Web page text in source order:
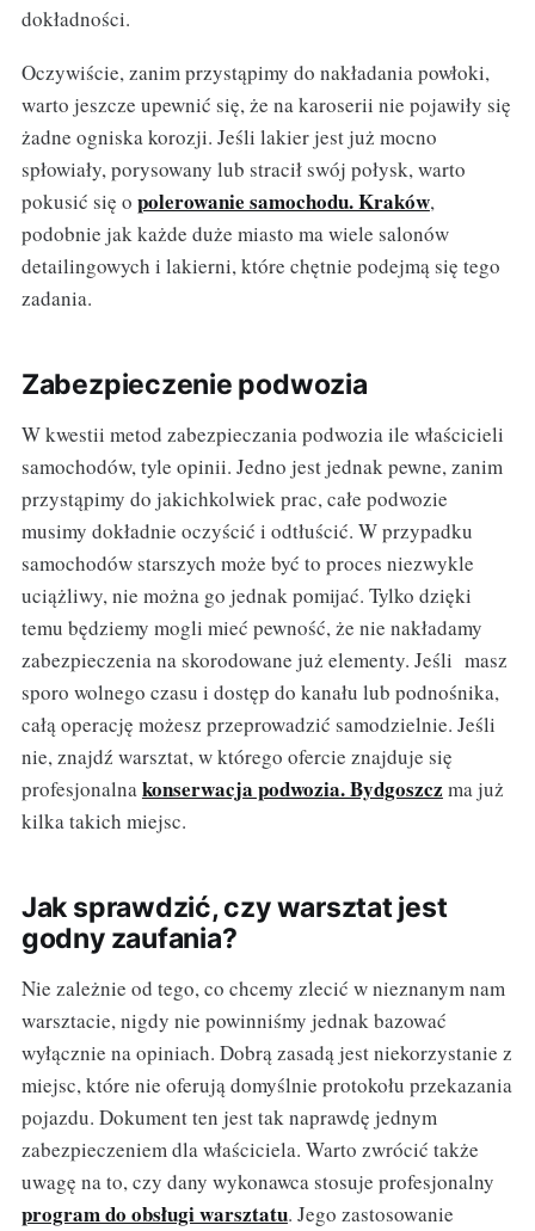
dokładności.
Oczywiście, zanim przystąpimy do nakładania powłoki,
warto jeszcze upewnić się, że na karoserii nie pojawiły się
żadne ogniska korozji. Jeśli lakier jest już mocno
spłowiały, porysowany lub stracił swój połysk, warto
pokusić się o polerowanie samochodu. Kraków,
podobnie jak każde duże miasto ma wiele salonów
detailingowych i lakierni, które chętnie podejmą się tego
zadania.
Zabezpieczenie podwozia
W kwestii metod zabezpieczania podwozia ile właścicieli
samochodów, tyle opinii. Jedno jest jednak pewne, zanim
przystąpimy do jakichkolwiek prac, całe podwozie
musimy dokładnie oczyścić i odtłuścić. W przypadku
samochodów starszych może być to proces niezwykle
uciążliwy, nie można go jednak pomijać. Tylko dzięki
temu będziemy mogli mieć pewność, że nie nakładamy
zabezpieczenia na skorodowane już elementy. Jeśli masz
sporo wolnego czasu i dostęp do kanału lub podnośnika,
całą operację możesz przeprowadzić samodzielnie. Jeśli
nie, znajdź warsztat, w którego ofercie znajduje się
profesjonalnakonserwacja podwozia. Bydgoszcz ma już
kilka takich miejsc.
Jak sprawdzić, czy warsztat jest
godny zaufania?
Nie zależnie od tego, co chcemy zlecić w nieznanym nam
warsztacie, nigdy nie powinniśmy jednak bazować
wyłącznie na opiniach. Dobrą zasadą jest niekorzystanie z
miejsc, które nie oferują domyślnie protokołu przekazania
pojazdu. Dokument ten jest tak naprawdę jednym
zabezpieczeniem dla właściciela. Warto zwrócić także
uwagę na to, czy dany wykonawca stosuje profesjonalny
program do obsługi warsztatu. Jego zastosowanie